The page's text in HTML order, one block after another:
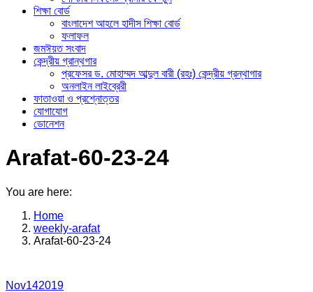
শিক্ষা বোর্ড
বাংলাদেশ আহলে হাদীস শিক্ষা বোর্ড
ফলাফল
জমঈয়ত সংবাদ
কেন্দ্রীয় গ্রান্থগার
প্রফেসর ড. মোহাম্মদ আব্দুল বারী (রহঃ) কেন্দ্রীয় গ্রন্থাগার
অনলাইন লাইব্রেরী
ফাতাওয়া ও প্রশ্নোত্তর
যোগাযোগ
ডোনেশন
Arafat-60-23-24
You are here:
Home
weekly-arafat
Arafat-60-23-24
Nov142019